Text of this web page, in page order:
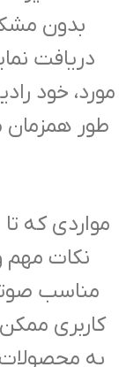
بدون
دریافت
مورد، خود
طور همزمان
مواردی که
نکات مهم
مناسب
کاربری
به محصولات